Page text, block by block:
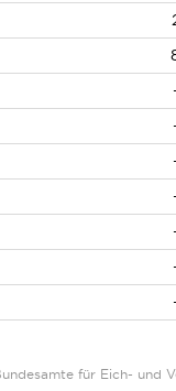
für Eich- und